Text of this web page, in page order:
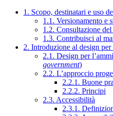
1. Scopo, destinatari e uso
1.1. Versionamento e
1.2. Consultazione del
1.3. Contribuisci al
2. Introduzione al design
2.1. Design per
government)
2.2. L’approccio
2.2.1. Buone
2.2.2. Principi
2.3. Accessibilità
2.3.1.